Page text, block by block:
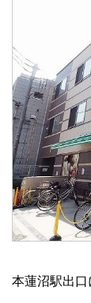
本蓮沼駅出口